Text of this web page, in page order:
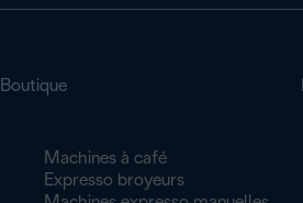
Boutique
Machines à café
Expresso broyeurs